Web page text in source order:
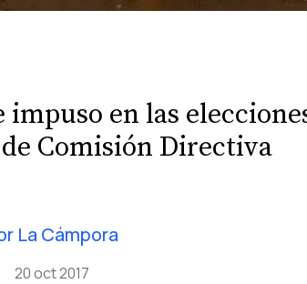
en las
Comisión Directiva
La Cámpora
20 oct 2017